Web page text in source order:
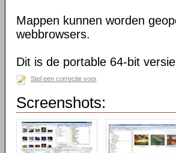
Mappen kunnen worden
webbrowsers.
Dit is de portable 64-bit
Stel een correctie voor
Screenshots: